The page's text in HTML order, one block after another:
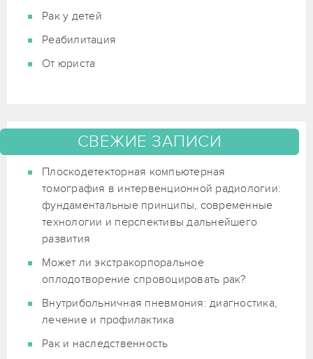
Рак у детей
Реабилитация
От юриста
СВЕЖИЕ ЗАПИСИ
Плоскодетекторная компьютерная
томография в интервенционной радиологии:
фундаментальные принципы, современные
технологии и перспективы дальнейшего
развития
Может ли экстракорпоральное
оплодотворение спровоцировать рак?
Внутрибольничная пневмония: диагностика,
лечение и профилактика
Рак и наследственность